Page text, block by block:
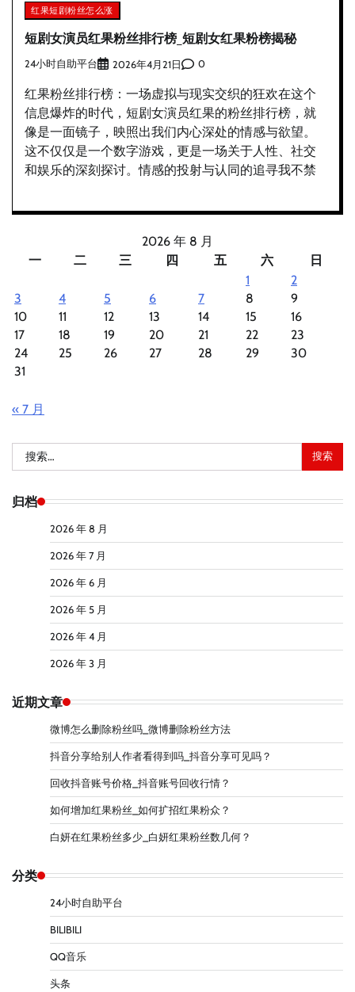
红果短剧粉丝怎么涨
短剧女演员红果粉丝排行榜_短剧女红果粉榜揭秘
24小时自助平台 2026年4月21日 0
红果粉丝排行榜：一场虚拟与现实交织的狂欢在这个
信息爆炸的时代，短剧女演员红果的粉丝排行榜，就
像是一面镜子，映照出我们内心深处的情感与欲望。
这不仅仅是一个数字游戏，更是一场关于人性、社交
和娱乐的深刻探讨。情感的投射与认同的追寻我不禁
2026 年 8 月
一
二 三 四 五 六
日
1
2
3
4 5 6 7 8
9
10
11 12 13 14 15
16
17
18 19 20 21 22
23
24
25 26 27 28 29
30
31
« 7 月
索：
归档
2026 年 8 月
2026 年 7 月
2026 年 6 月
2026 年 5 月
2026 年 4 月
2026 年 3 月
近期文章
微博怎么删除粉丝吗_微博删除粉丝方法
抖音分享给别人作者看得到吗_抖音分享可见吗？
回收抖音账号价格_抖音账号回收行情？
如何增加红果粉丝_如何扩招红果粉众？
白妍在红果粉丝多少_白妍红果粉丝数几何？
分类
24小时自助平台
BILIBILI
QQ音乐
头条